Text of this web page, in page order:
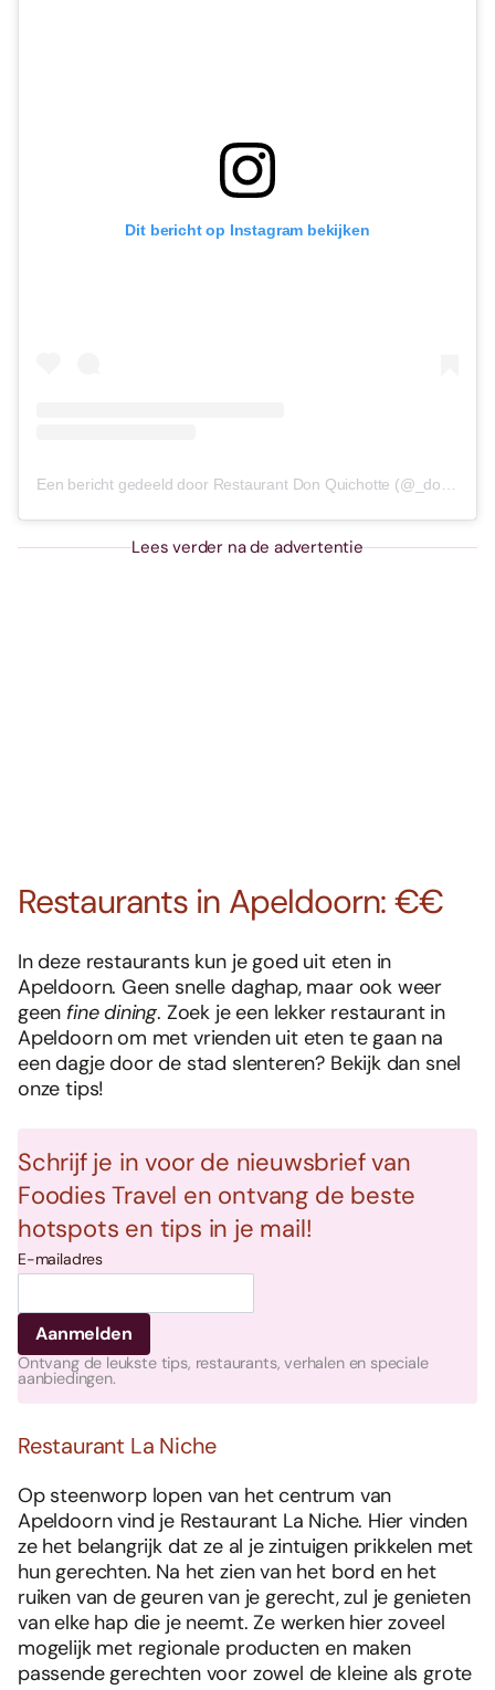
Dit bericht op Instagram bekijken
Lees verder na de advertentie
Restaurants in Apeldoorn: €€
In deze restaurants kun je goed uit eten in
Apeldoorn. Geen snelle daghap, maar ook weer
geen fine dining. Zoek je een lekker restaurant in
Apeldoorn om met vrienden uit eten te gaan na
een dagje door de stad slenteren? Bekijk dan snel
onze tips!
Schrijf je in voor de nieuwsbrief van
Foodies Travel en ontvang de beste
hotspots en tips in je mail!
E-mailadres
Ontvang de leukste tips, restaurants, verhalen en speciale
aanbiedingen.
Restaurant La Niche
Op steenworp lopen van het centrum van
Apeldoorn vind je Restaurant La Niche. Hier vinden
ze het belangrijk dat ze al je zintuigen prikkelen met
hun gerechten. Na het zien van het bord en het
ruiken van de geuren van je gerecht, zul je genieten
van elke hap die je neemt. Ze werken hier zoveel
mogelijk met regionale producten en maken
passende gerechten voor zowel de kleine als grote